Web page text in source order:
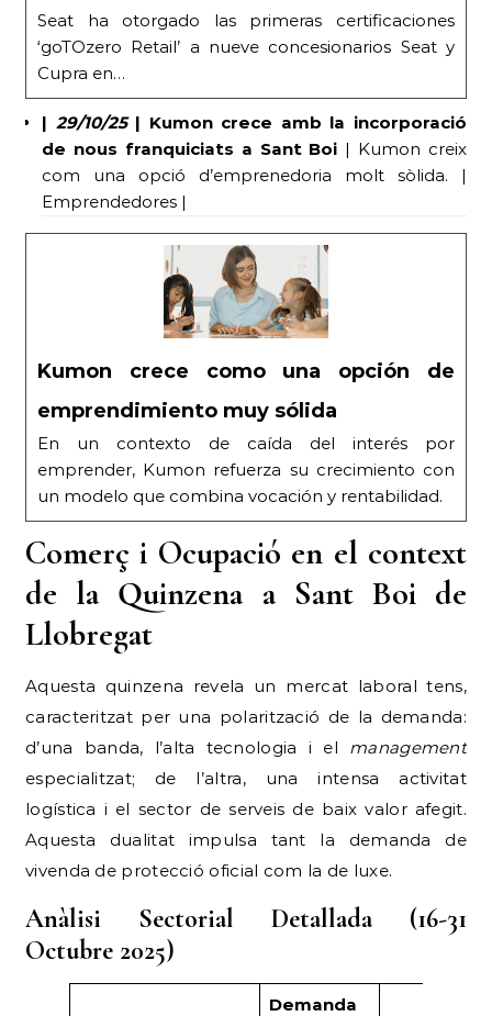
Seat ha otorgado las primeras certificaciones
‘goTOzero Retail’ a nueve concesionarios Seat y
Cupra en…
| 29/10/25| Kumon crece amb la incorporació
de nous franquiciats a Sant Boi | Kumon creix
com una opció d’emprenedoria molt sòlida. |
Emprendedores |
Kumon crece como una opción de
emprendimiento muy sólida
En un contexto de caída del interés por
emprender, Kumon refuerza su crecimiento con
un modelo que combina vocación y rentabilidad.
Comerç i Ocupació en el context
de la Quinzena a Sant Boi de
Llobregat
Aquesta quinzena revela un mercat laboral tens,
caracteritzat per una polarització de la demanda:
d’una banda, l’alta tecnologia i el management
especialitzat; de l’altra, una intensa activitat
logística i el sector de serveis de baix valor afegit.
Aquesta dualitat impulsa tant la demanda de
vivenda de protecció oficial com la de luxe.
Anàlisi Sectorial Detallada (16-31
Octubre 2025)
Demanda